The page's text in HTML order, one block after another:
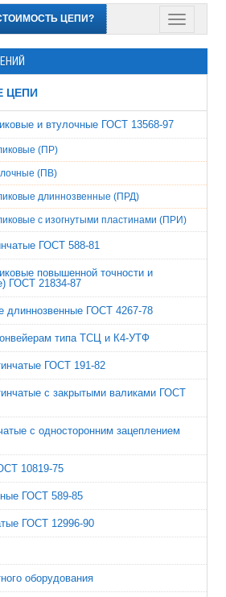
ЦЕПИ?
ЦЕПИ
и втулочные ГОСТ 13568-97
(ПР)
(ПВ)
длиннозвенные (ПРД)
с изогнутыми пластинами (ПРИ)
ГОСТ 588-81
повышенной точности и
ГОСТ 21834-87
длиннозвенные ГОСТ 4267-78
типа ТСЦ и К4-УТФ
ГОСТ 191-82
с закрытыми валиками ГОСТ
с односторонним зацеплением
10819-75
ГОСТ 589-85
ГОСТ 12996-90
оборудования